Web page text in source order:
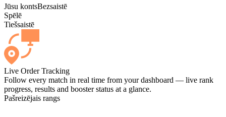
Jūsu kontsBezsaistē
Spēlē
Tiešsaistē
Live Order Tracking
Follow every match in real time from your dashboard — live rank
progress, results and booster status at a glance.
Pašreizējais rangs